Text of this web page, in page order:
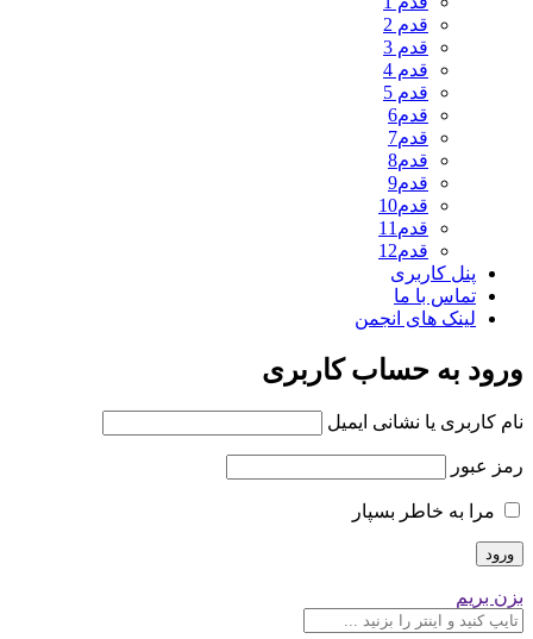
قدم 2
قدم 3
قدم 4
قدم 5
قدم6
قدم7
قدم8
قدم9
قدم10
قدم11
قدم12
پنل کاربری
تماس با ما
لینک های انجمن
ورود به حساب کاربری
نام کاربری یا نشانی ایمیل
رمز عبور
مرا به خاطر بسپار
بزن بریم